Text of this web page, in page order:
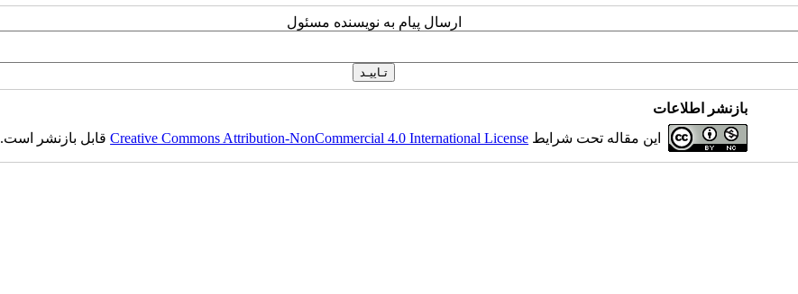
ارسال پیام به نویسنده مسئول
بازنشر اطلاعات
این مقاله تحت شرایط Creative Commons Attribution-NonCommercial 4.0 International Licenseقابل بازنشر است.